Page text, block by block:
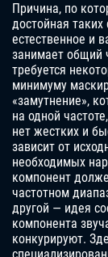
Причина, по
достойная таких
естественное и
занимает общий
требуется
минимуму
«замутнение»,
на одной
нет жестких и
зависит от
необходимых
компонент
частотном
другой — идея
компонента
конкурируют.